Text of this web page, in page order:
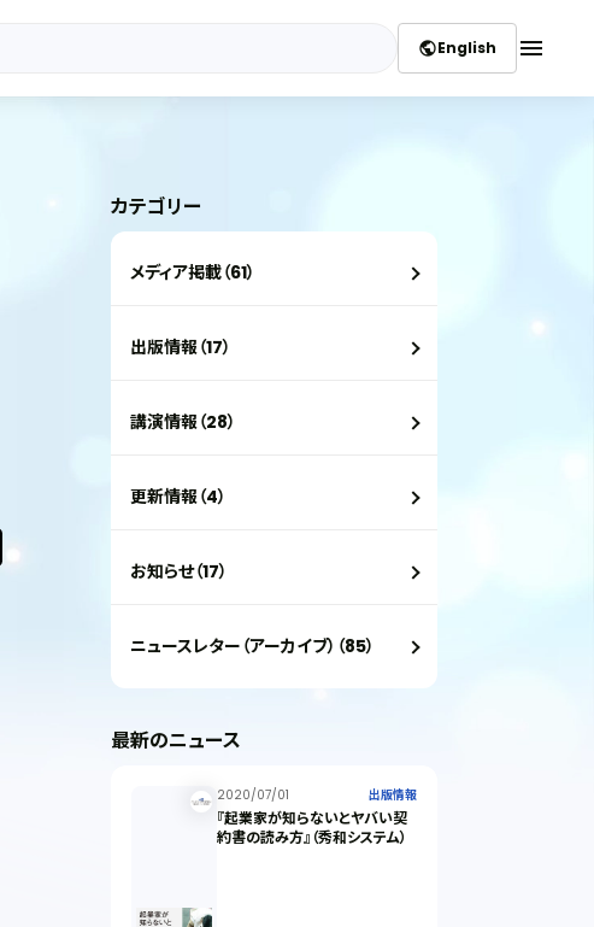
publicEnglish menu
カテゴリー
メディア掲載（61）
出版情報（17）
講演情報（28）
更新情報（4）
お知らせ（17）
ニュースレター（アーカイブ）（85）
最新のニュース
2020/07/01 出版情報
『起業家が知らないとヤバい契
約書の読み方』（秀和システム）